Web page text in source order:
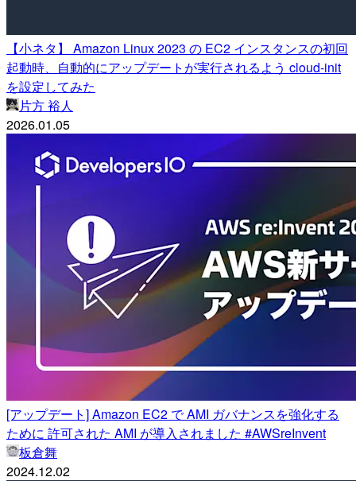
【小ネタ】 Amazon Linux 2023 の EC2 インスタンスの初回
起動時、自動的にアップデートが実行されるよう cloud-init
を設定してみた
片方 裕人
2026.01.05
[アップデート] Amazon EC2 で AMI ガバナンスを強化する
ために 許可された AMI が導入されました #AWSreInvent
板倉舞
2024.12.02